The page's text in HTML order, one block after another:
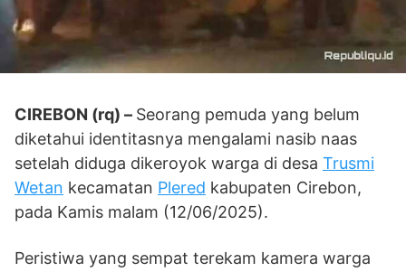
CIREBON (rq) – Seorang pemuda yang belum
diketahui identitasnya mengalami nasib naas
setelah diduga dikeroyok warga di desa Trusmi
Wetan kecamatan Plered kabupaten Cirebon,
pada Kamis malam (12/06/2025).
Peristiwa yang sempat terekam kamera warga